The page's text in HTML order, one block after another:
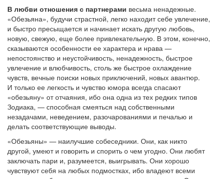
В любви отношения с партнерами весьма ненадежные.
«Обезьяна», будучи страстной, легко находит себе увлечение,
и быстро пресыщается и начинает искать другую любовь,
новую, свежую, еще более привлекательную. В этом, конечно,
сказываются особенности ее характера и нрава —
непостоянство и неустойчивость, ненадежность, быстрое
увлечение и влюбчивость, столь же быстрое охлаждение
чувств, вечные поиски новых приключений, новых авантюр.
И только ее легкость и чувство юмора всегда спасают
«обезьяну» от отчаяния, ибо она одна из тех редких типов
Зодиака, — способная смеяться над собственными
незадачами, неведением, разочарованиями и печалью и
делать соответствующие выводы.
«Обезьяны» — наилучшие собеседники. Они, как никто
другой, умеют и говорить и спорить о чем угодно. Они любят
заключать пари и, разумеется, выигрывать. Они хорошо
чувствуют себя на любых подмостках, ибо владеют всеми